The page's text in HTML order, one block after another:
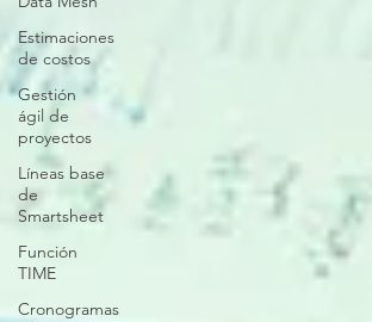
Estimaciones
de costos
Gestión
ágil de
proyectos
Líneas base
de
Smartsheet
Función
TIME
Cronogramas